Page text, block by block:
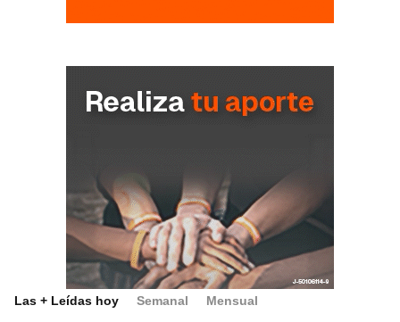
Las + Leídas hoy Semanal Mensual